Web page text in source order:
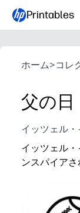
Printables
ホーム>コレ
父の日
イッツェル
イッツェル・
ンスパイアさ
楽しい組